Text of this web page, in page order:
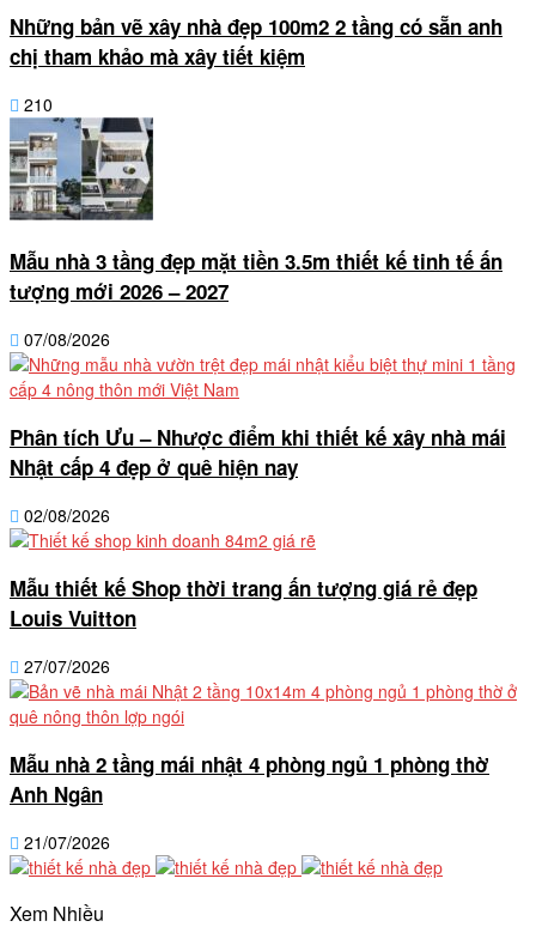
Những bản vẽ xây nhà đẹp 100m2 2 tầng có sẵn anh
chị tham khảo mà xây tiết kiệm
210
Mẫu nhà 3 tầng đẹp mặt tiền 3.5m thiết kế tinh tế ấn
tượng mới 2026 – 2027
07/08/2026
Phân tích Ưu – Nhược điểm khi thiết kế xây nhà mái
Nhật cấp 4 đẹp ở quê hiện nay
02/08/2026
Mẫu thiết kế Shop thời trang ấn tượng giá rẻ đẹp
Louis Vuitton
27/07/2026
Mẫu nhà 2 tầng mái nhật 4 phòng ngủ 1 phòng thờ
Anh Ngân
21/07/2026
Xem Nhiều